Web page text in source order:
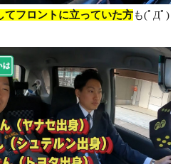
てフロントに立っていた方も(ﾟДﾟ)